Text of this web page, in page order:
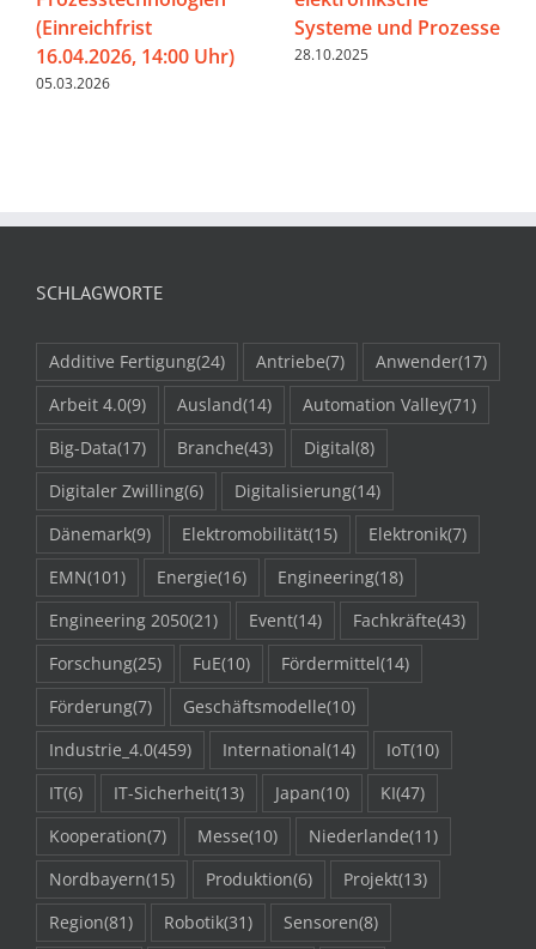
(Einreichfrist
16.04.2026, 14:00 Uhr)
05.03.2026
Systeme und Prozesse
28.10.2025
SCHLAGWORTE
Additive Fertigung(24) Antriebe(7) Anwender(17)
Arbeit 4.0(9) Ausland(14) Automation Valley(71)
Big-Data(17) Branche(43) Digital(8)
Digitaler Zwilling(6) Digitalisierung(14)
Dänemark(9) Elektromobilität(15) Elektronik(7)
EMN(101) Energie(16) Engineering(18)
Engineering 2050(21) Event(14) Fachkräfte(43)
Forschung(25) FuE(10) Fördermittel(14)
Förderung(7) Geschäftsmodelle(10)
Industrie_4.0(459) International(14) IoT(10)
IT(6) IT-Sicherheit(13) Japan(10) KI(47)
Kooperation(7) Messe(10) Niederlande(11)
Nordbayern(15) Produktion(6) Projekt(13)
Region(81) Robotik(31) Sensoren(8)